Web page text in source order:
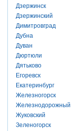
Дзержинск
Дзержинский
Димитровград
Дубна
Дуван
Дюртюли
Дятьково
Егоревск
Екатеринбург
Железногорск
Железнодорожный
Жуковский
Зеленогорск